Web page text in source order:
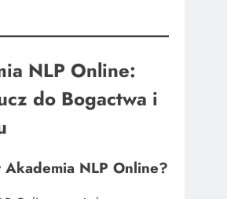
NLP Online:
do Bogactwa i
Akademia NLP Online?